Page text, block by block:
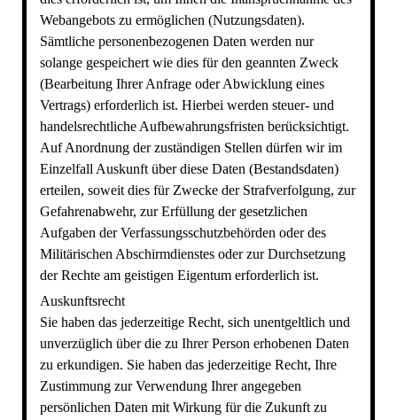
Webangebots zu ermöglichen (Nutzungsdaten).
Sämtliche personenbezogenen Daten werden nur
solange gespeichert wie dies für den geannten Zweck
(Bearbeitung Ihrer Anfrage oder Abwicklung eines
Vertrags) erforderlich ist. Hierbei werden steuer- und
handelsrechtliche Aufbewahrungsfristen berücksichtigt.
Auf Anordnung der zuständigen Stellen dürfen wir im
Einzelfall Auskunft über diese Daten (Bestandsdaten)
erteilen, soweit dies für Zwecke der Strafverfolgung, zur
Gefahrenabwehr, zur Erfüllung der gesetzlichen
Aufgaben der Verfassungsschutzbehörden oder des
Militärischen Abschirmdienstes oder zur Durchsetzung
der Rechte am geistigen Eigentum erforderlich ist.
Auskunftsrecht
Sie haben das jederzeitige Recht, sich unentgeltlich und
unverzüglich über die zu Ihrer Person erhobenen Daten
zu erkundigen. Sie haben das jederzeitige Recht, Ihre
Zustimmung zur Verwendung Ihrer angegeben
persönlichen Daten mit Wirkung für die Zukunft zu